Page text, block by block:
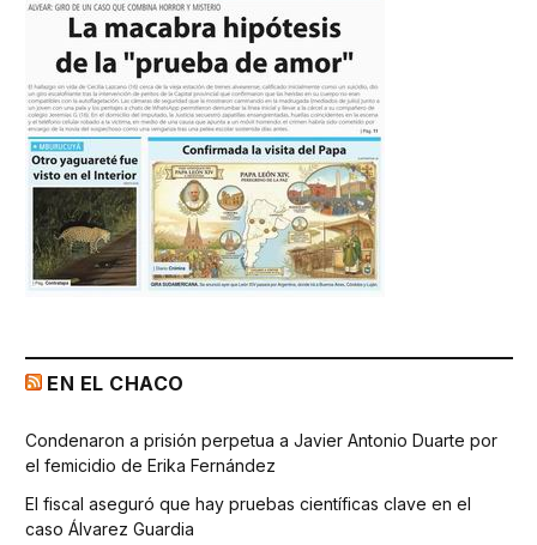
EN EL CHACO
Condenaron a prisión perpetua a Javier Antonio Duarte por
el femicidio de Erika Fernández
El fiscal aseguró que hay pruebas científicas clave en el
caso Álvarez Guardia